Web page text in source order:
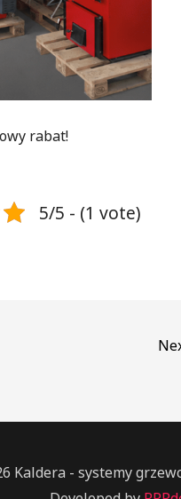
rabat!
5/5 - (1 vote)
Kaldera - systemy